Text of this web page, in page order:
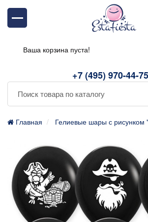
+7 (495) 970-44-75
Ваша корзина пуста!
Главная Гелиевые шары с рисунком